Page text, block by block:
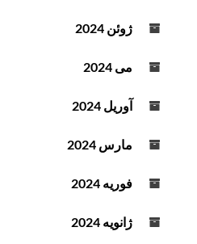
ژوئن 2024
می 2024
آوریل 2024
مارس 2024
فوریه 2024
ژانویه 2024